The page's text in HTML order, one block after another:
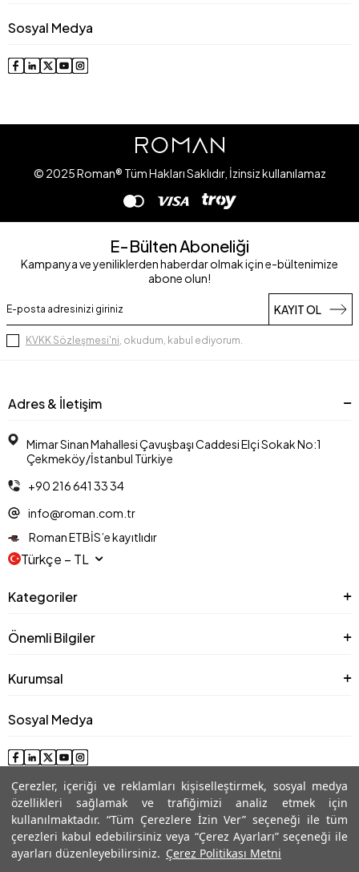
Çerezler, içeriği ve reklamları kişiselleştirmek, sosyal medya
özellikleri sağlamak ve trafiğimizi analiz etmek için
kullanılmaktadır. “Tüm Çerezlere İzin Ver” seçeneği ile tüm
çerezleri kabul edebilirsiniz veya “Çerez Ayarları” seçeneği ile
ayarları düzenleyebilirsiniz. Çerez Politikası Metni
Sosyal Medya
© 2025 Roman® Tüm Hakları Saklıdır, İzinsiz kullanılamaz
E-Bülten Aboneliği
Kampanya ve yeniliklerden haberdar olmak için e-bültenimize
abone olun!
KAYIT OL
KVKK Sözleşmesi'ni , okudum, kabul ediyorum.
Adres & İletişim
Mimar Sinan Mahallesi Çavuşbaşı Caddesi Elçi Sokak No:1
Çekmeköy/İstanbul Türkiye
+90 216 641 33 34
info@roman.com.tr
Roman ETBİS’e kayıtlıdır
Türkçe − TL
Kategoriler
Önemli Bilgiler
Kurumsal
Sosyal Medya
© 2025 Roman® Tüm Hakları Saklıdır, İzinsiz kullanılamaz